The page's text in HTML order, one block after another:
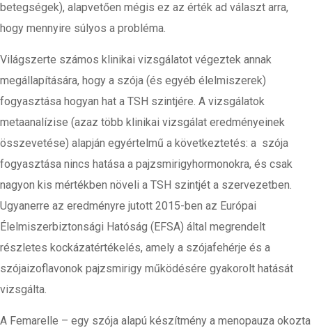
betegségek), alapvetően mégis ez az érték ad választ arra,
hogy mennyire súlyos a probléma.
Világszerte számos klinikai vizsgálatot végeztek annak
megállapítására, hogy a szója (és egyéb élelmiszerek)
fogyasztása hogyan hat a TSH szintjére. A vizsgálatok
metaanalízise (azaz több klinikai vizsgálat eredményeinek
összevetése) alapján egyértelmű a következtetés: a szója
fogyasztása nincs hatása a pajzsmirigyhormonokra, és csak
nagyon kis mértékben növeli a TSH szintjét a szervezetben.
Ugyanerre az eredményre jutott 2015-ben az Európai
Élelmiszerbiztonsági Hatóság (EFSA) által megrendelt
részletes kockázatértékelés, amely a szójafehérje és a
szójaizoflavonok pajzsmirigy működésére gyakorolt hatását
vizsgálta.
A Femarelle – egy szója alapú készítmény a menopauza okozta